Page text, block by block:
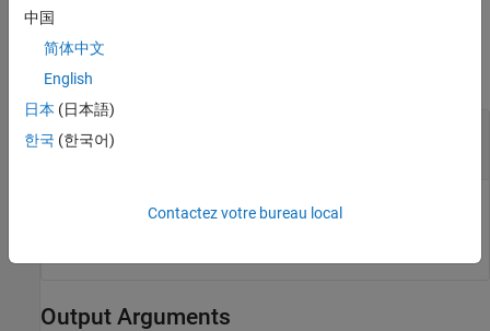
Input Arguments
collapse all
object
APDS9960 sensor connection, specified as a
Output Arguments
中国
简体中文
English
日本 (日本語)
한국 (한국어)
Contactez votre bureau local